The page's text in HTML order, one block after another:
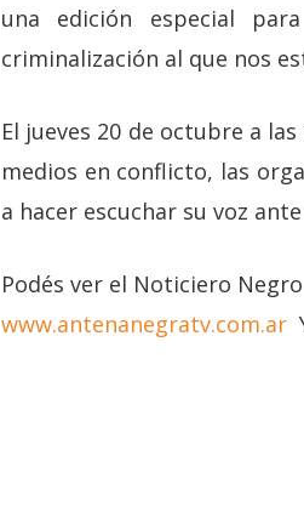
una edición especial
criminalización al que nos
El jueves 20 de octubre a
medios en conflicto, las
a hacer escuchar su voz
Podés ver el Noticiero
www.antenanegratv.com.ar